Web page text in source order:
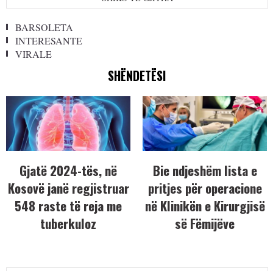
BARSOLETA
INTERESANTE
VIRALE
SHËNDETËSI
Gjatë 2024-tës, në
Kosovë janë regjistruar
548 raste të reja me
tuberkuloz
Bie ndjeshëm lista e
pritjes për operacione
në Klinikën e Kirurgjisë
së Fëmijëve